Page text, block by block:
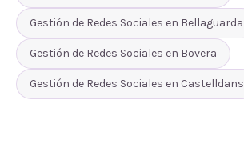
Gestión de Redes Sociales en Bellaguarda
Gestión de Redes Sociales en Bovera
Gestión de Redes Sociales en Castelldans